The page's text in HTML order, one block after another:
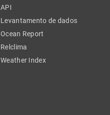
API
Levantamento de dados
Ocean Report
Relclima
Weather Index